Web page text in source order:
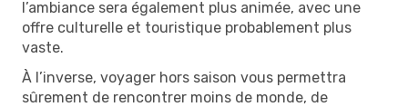
l’ambiance sera également plus animée, avec une
offre culturelle et touristique probablement plus
vaste.
À l’inverse, voyager hors saison vous permettra
sûrement de rencontrer moins de monde, de